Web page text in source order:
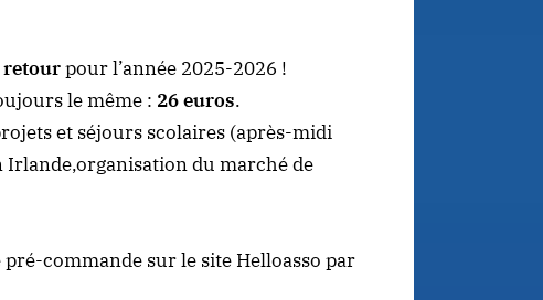
retourpour l’année 2025-2026 !
le même : 26 euros.
et séjours scolaires (après-midi
Irlande,organisation du marché de
commande sur le site Helloasso par